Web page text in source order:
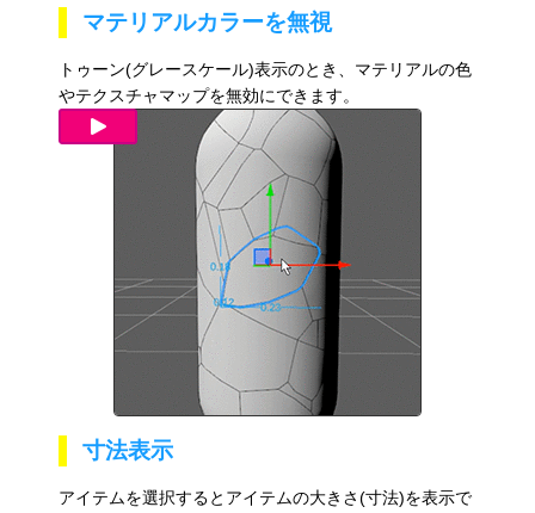
マテリアルカラーを無視
トゥーン(グレースケール)表示のとき、マテリアルの色
やテクスチャマップを無効にできます。
寸法表示
アイテムを選択するとアイテムの大きさ(寸法)を表示で